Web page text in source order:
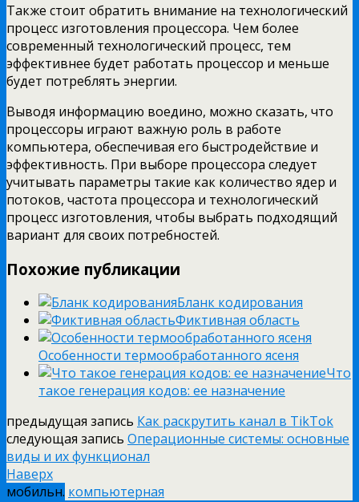
Также стоит обратить внимание на технологический
процесс изготовления процессора. Чем более
современный технологический процесс, тем
эффективнее будет работать процессор и меньше
будет потреблять энергии.
Выводя информацию воедино, можно сказать, что
процессоры играют важную роль в работе
компьютера, обеспечивая его быстродействие и
эффективность. При выборе процессора следует
учитывать параметры такие как количество ядер и
потоков, частота процессора и технологический
процесс изготовления, чтобы выбрать подходящий
вариант для своих потребностей.
Похожие публикации
Бланк кодирования
Фиктивная область
Особенности термообработанного ясеня
Что
такое генерация кодов: ее назначение
предыдущая запись Как раскрутить канал в TikTok
следующая запись Операционные системы: основные
виды и их функционал
Наверх
мобильн. компьютерная